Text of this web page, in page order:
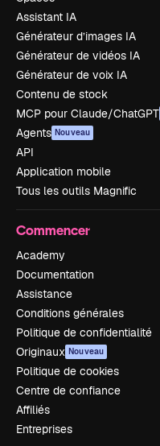
Assistant IA
Générateur d’images IA
Générateur de vidéos IA
Générateur de voix IA
Contenu de stock
MCP pour Claude/ChatGPT
Agents Nouveau
API
Application mobile
Tous les outils Magnific
Commencer
Academy
Documentation
Assistance
Conditions générales
Politique de confidentialité
Originaux Nouveau
Politique de cookies
Centre de confiance
Affiliés
Entreprises